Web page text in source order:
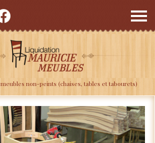
non-peints (chaises, tables et tabourets)